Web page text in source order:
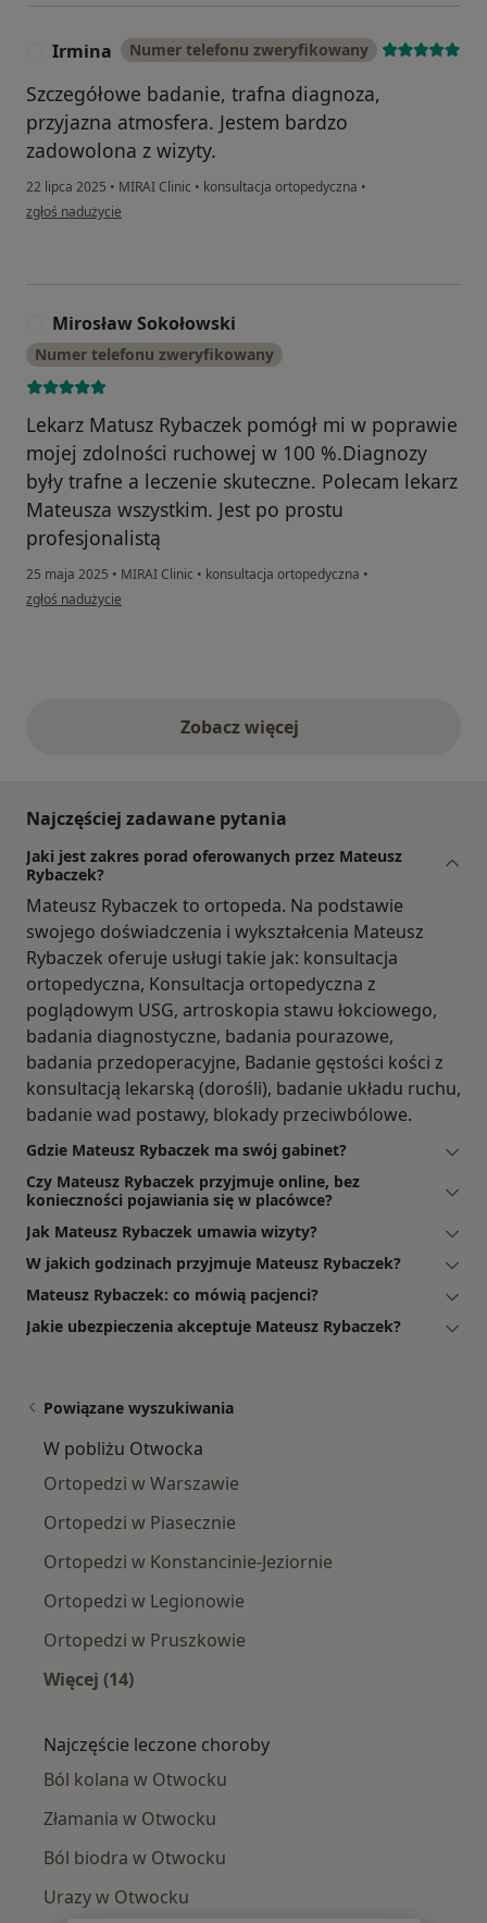
Irmina Numer telefonu zweryfikowany
Szczegółowe badanie, trafna diagnoza,
przyjazna atmosfera. Jestem bardzo
zadowolona z wizyty.
22 lipca 2025 • MIRAI Clinic • konsultacja ortopedyczna •
w opinii użytkownika Irmina
zgłoś nadużycie
Mirosław Sokołowski
Numer telefonu zweryfikowany
Lekarz Matusz Rybaczek pomógł mi w poprawie
mojej zdolności ruchowej w 100 %.Diagnozy
były trafne a leczenie skuteczne. Polecam lekarz
Mateusza wszystkim. Jest po prostu
profesjonalistą
25 maja 2025 • MIRAI Clinic • konsultacja ortopedyczna •
w opinii użytkownika Mirosław Sokołowski
zgłoś nadużycie
Zobacz więcejopinie powyżej
Najczęściej zadawane pytania
Jaki jest zakres porad oferowanych przez Mateusz
Rybaczek?
Mateusz Rybaczek to ortopeda. Na podstawie
swojego doświadczenia i wykształcenia Mateusz
Rybaczek oferuje usługi takie jak: konsultacja
ortopedyczna, Konsultacja ortopedyczna z
poglądowym USG, artroskopia stawu łokciowego,
badania diagnostyczne, badania pourazowe,
badania przedoperacyjne, Badanie gęstości kości z
konsultacją lekarską (dorośli), badanie układu ruchu,
badanie wad postawy, blokady przeciwbólowe.
Gdzie Mateusz Rybaczek ma swój gabinet?
Czy Mateusz Rybaczek przyjmuje online, bez
konieczności pojawiania się w placówce?
Jak Mateusz Rybaczek umawia wizyty?
W jakich godzinach przyjmuje Mateusz Rybaczek?
Mateusz Rybaczek: co mówią pacjenci?
Jakie ubezpieczenia akceptuje Mateusz Rybaczek?
Powiązane wyszukiwania
W pobliżu Otwocka
Ortopedzi w Warszawie
Ortopedzi w Piasecznie
Ortopedzi w Konstancinie-Jeziornie
Ortopedzi w Legionowie
Ortopedzi w Pruszkowie
Więcej (14)
Najczęście leczone choroby
Ból kolana w Otwocku
Złamania w Otwocku
Ból biodra w Otwocku
Urazy w Otwocku